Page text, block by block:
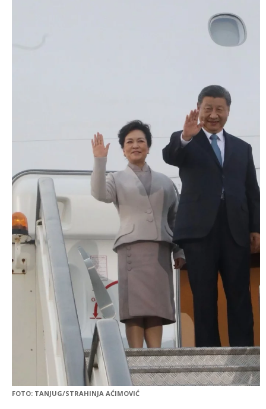
FOTO: TANJUG/STRAHINJA AĆIMOVIĆ